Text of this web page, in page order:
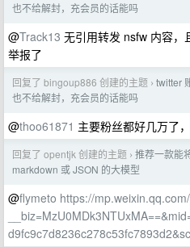
也不给解封，充会员的话能吗
@Track13 无引用转发 nsfw 内容，
举报了
回复了 bingoup886 创建的主题 › twitter
也不给解封，充会员的话能吗
@thoo61871 主要粉丝都好几万了
回复了 opentjk 创建的主题 › 推荐一款能
markdown 或 JSON 的大模型
@flymeto https://